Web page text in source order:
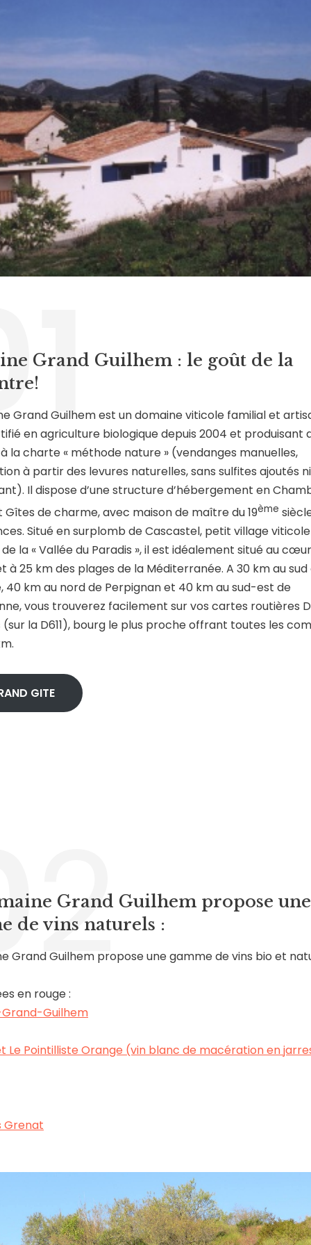
Grand Guilhem : le goût de la
Grand Guilhem est un domaine viticole familial et
en agriculture biologique depuis 2004 et produisant
la charte « méthode nature » (vendanges manuelles,
à partir des levures naturelles, sans sulfites ajoutés
Il dispose d’une structure d’hébergement en
Gîtes de charme, avec maison de maître du 19ème
Situé en surplomb de Cascastel, petit village
la « Vallée du Paradis », il est idéalement situé au
à 25 km des plages de la Méditerranée. A 30 km au sud
40 km au nord de Perpignan et 40 km au sud-est de
vous trouverez facilement sur vos cartes routières
la D611), bourg le plus proche offrant toutes les
GITE
2
Grand Guilhem propose une
de vins naturels :
Grand Guilhem propose une gamme de vins bio et
en rouge :
Guilhem
Le Pointilliste Orange (vin blanc de macération en
Grenat